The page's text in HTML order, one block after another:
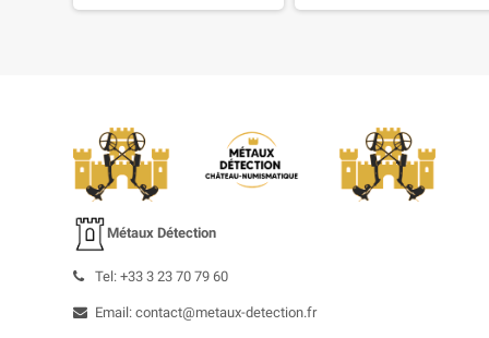
Métaux Détection
Tel: +33 3 23 70 79 60
Email: contact@metaux-detection.fr